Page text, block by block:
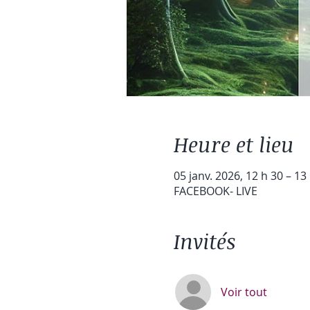
Heure et lieu
05 janv. 2026, 12 h 30 – 13
FACEBOOK- LIVE
Invités
Voir tout